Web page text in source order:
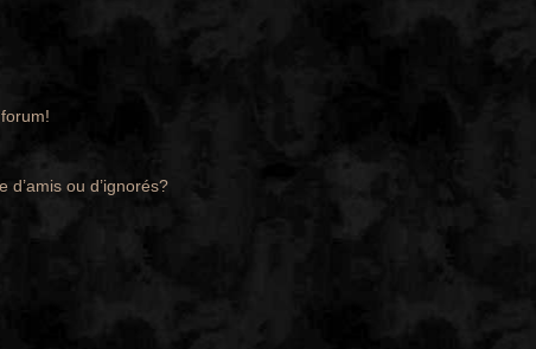
ou d’ignorés?